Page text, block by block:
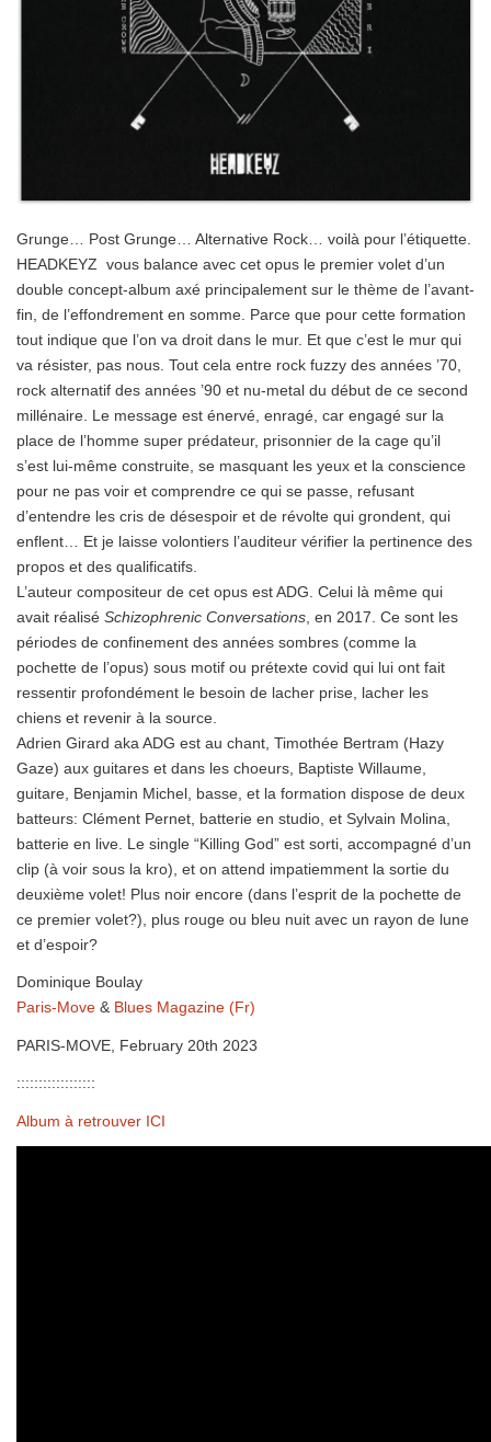
Grunge… Post Grunge… Alternative Rock… voilà pour l’étiquette.
HEADKEYZ vous balance avec cet opus le premier volet d’un
double concept-album axé principalement sur le thème de l’avant-
fin, de l’effondrement en somme. Parce que pour cette formation
tout indique que l’on va droit dans le mur. Et que c’est le mur qui
va résister, pas nous. Tout cela entre rock fuzzy des années ’70,
rock alternatif des années ’90 et nu-metal du début de ce second
millénaire. Le message est énervé, enragé, car engagé sur la
place de l’homme super prédateur, prisonnier de la cage qu’il
s’est lui-même construite, se masquant les yeux et la conscience
pour ne pas voir et comprendre ce qui se passe, refusant
d’entendre les cris de désespoir et de révolte qui grondent, qui
enflent… Et je laisse volontiers l’auditeur vérifier la pertinence des
propos et des qualificatifs.
L’auteur compositeur de cet opus est ADG. Celui là même qui
avait réalisé Schizophrenic Conversations , en 2017. Ce sont les
périodes de confinement des années sombres (comme la
pochette de l’opus) sous motif ou prétexte covid qui lui ont fait
ressentir profondément le besoin de lacher prise, lacher les
chiens et revenir à la source.
Adrien Girard aka ADG est au chant, Timothée Bertram (Hazy
Gaze) aux guitares et dans les choeurs, Baptiste Willaume,
guitare, Benjamin Michel, basse, et la formation dispose de deux
batteurs: Clément Pernet, batterie en studio, et Sylvain Molina,
batterie en live. Le single “Killing God” est sorti, accompagné d’un
clip (à voir sous la kro), et on attend impatiemment la sortie du
deuxième volet! Plus noir encore (dans l’esprit de la pochette de
ce premier volet?), plus rouge ou bleu nuit avec un rayon de lune
et d’espoir?
Dominique Boulay
Paris-Move & Blues Magazine (Fr)
PARIS-MOVE, February 20th 2023
::::::::::::::::::
Album à retrouver ICI